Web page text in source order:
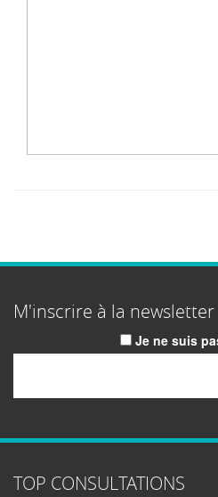
M'inscrire à la newsletter
Je ne suis
TOP CONSULTATIONS